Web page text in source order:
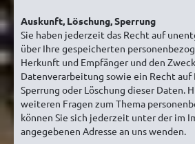
Auskunft, Löschung, Sperrung
Sie haben jederzeit das Recht auf
über Ihre gespeicherten
Herkunft und Empfänger und den
Datenverarbeitung sowie ein Recht
Sperrung oder Löschung dieser Daten.
weiteren Fragen zum Thema
können Sie sich jederzeit unter der im
angegebenen Adresse an uns wenden.